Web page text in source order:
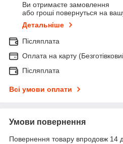
Ви отримаєте замовлення
або гроші повернуться на
Детальніше
Післяплата
Оплата на карту
Післяплата
Всі умови оплати
Умови повернення
Повернення товару впродовж 14